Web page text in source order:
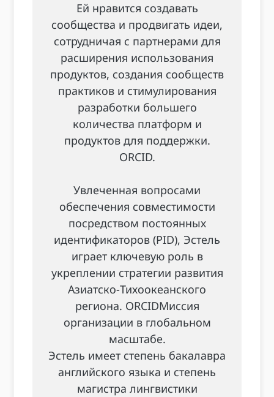
Ей нравится создавать
сообщества и продвигать идеи,
сотрудничая с партнерами для
расширения использования
продуктов, создания сообществ
практиков и стимулирования
разработки большего
количества платформ и
продуктов для поддержки.
ORCID.
Увлеченная вопросами
обеспечения совместимости
посредством постоянных
идентификаторов (PID), Эстель
играет ключевую роль в
укреплении стратегии развития
Азиатско-Тихоокеанского
региона. ORCIDМиссия
организации в глобальном
масштабе.
Эстель имеет степень бакалавра
английского языка и степень
магистра лингвистики